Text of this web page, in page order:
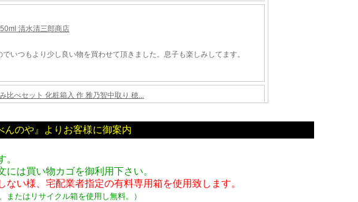
んのや』よりお客様に御案内
。
は買い物カゴを御利用下さい。
ない様、宅配業者指定の有料専用箱を使用致します。
またはリサイクル箱を使用し無料。 ）